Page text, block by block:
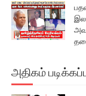
அதிகம்